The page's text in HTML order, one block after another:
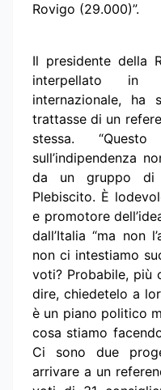
Rovigo (29.000)”.
Il presidente della
interpellato in
internazionale,
trattasse di un
stessa.
sull’indipendenza
da un gruppo di
Plebiscito. È
e promotore
dall’Italia “ma non
non ci intestiamo
voti? Probabile, più
dire, chiedetelo a
è un piano politico
cosa stiamo
Ci sono due
arrivare a un